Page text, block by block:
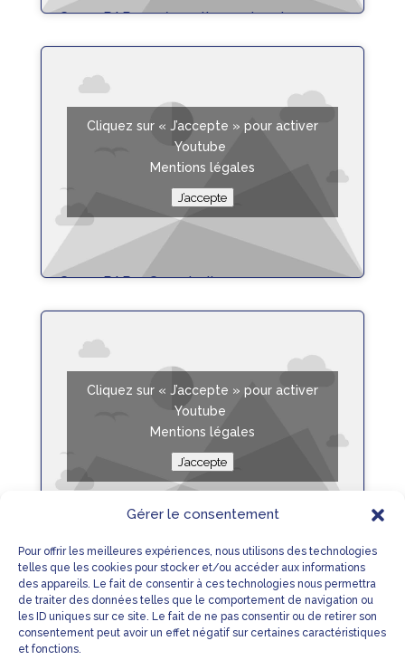
Gérer le consentement
Pour offrir les meilleures expériences, nous utilisons des technologies
telles que les cookies pour stocker et/ou accéder aux informations
des appareils. Le fait de consentir à ces technologies nous permettra
de traiter des données telles que le comportement de navigation ou
les ID uniques sur ce site. Le fait de ne pas consentir ou de retirer son
consentement peut avoir un effet négatif sur certaines caractéristiques
et fonctions.
Crono PAR 4 préparation cartouche
Crono PAR 4 Cronobell
Cliquez sur « J’accepte » pour activer
Youtube
Mentions légales
J’accepte
Crono PAR 4 Purge
lire plus
Cliquez sur « J’accepte » pour activer
Youtube
Mentions légales
J’accepte
1 2 »